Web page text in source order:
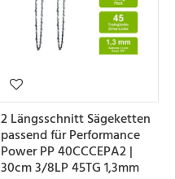
2 Längsschnitt Sägeketten
passend für Performance
Power PP 40CCCEPA2 |
30cm 3/8LP 45TG 1,3mm